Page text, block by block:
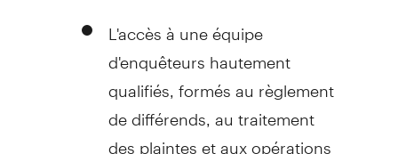
L'accès à une équipe
d'enquêteurs hautement
qualifiés, formés au règlement
de différends, au traitement
des plaintes et aux opérations